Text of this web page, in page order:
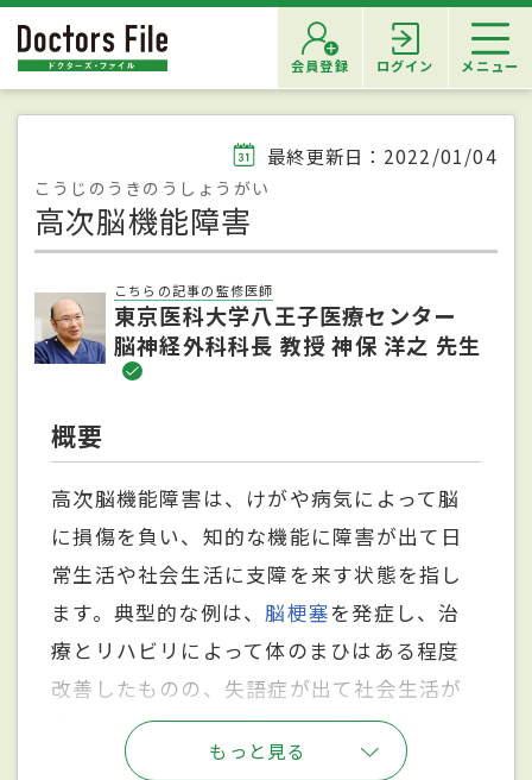
会員登録 ログイン メニュー
最終更新日：2022/01/04
こうじのうきのうしょうがい
高次脳機能障害
こちらの記事の監修医師
東京医科大学八王子医療センター
脳神経外科科長 教授 神保 洋之 先生
概要
高次脳機能障害は、けがや病気によって脳
に損傷を負い、知的な機能に障害が出て日
常生活や社会生活に支障を来す状態を指し
ます。典型的な例は、 脳梗塞を発症し、治
療とリハビリによって体のまひはある程度
改善したものの、失語症が出て社会生活が
営めないといった状態です。国や自治体
は、障害者総合支援法によって、このような
もっと見る